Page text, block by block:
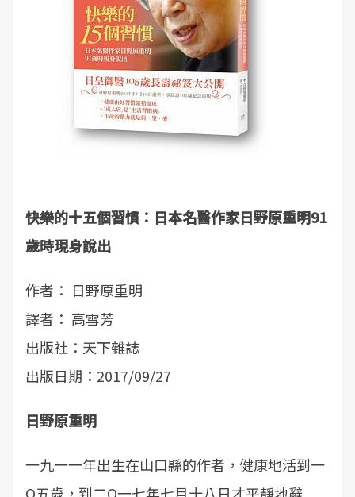
快樂的十五個習慣：日本名醫作家日野原重明91
歲時現身說出
作者： 日野原重明
譯者： 高雪芳
出版社：天下雜誌
出版日期：2017/09/27
日野原重明
一九一一年出生在山口縣的作者，健康地活到一
O五歲，到二O一七年七月十八日才平靜地辭